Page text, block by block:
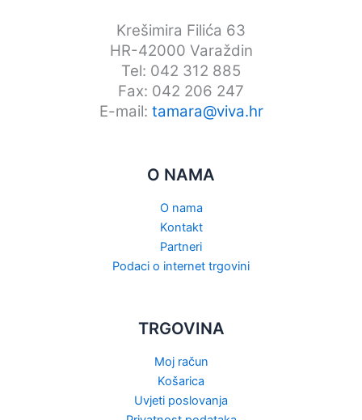
Krešimira Filića 63
HR-42000 Varaždin
Tel: 042 312 885
Fax: 042 206 247
E-mail: tamara@viva.hr
O NAMA
O nama
Kontakt
Partneri
Podaci o internet trgovini
TRGOVINA
Moj račun
Košarica
Uvjeti poslovanja